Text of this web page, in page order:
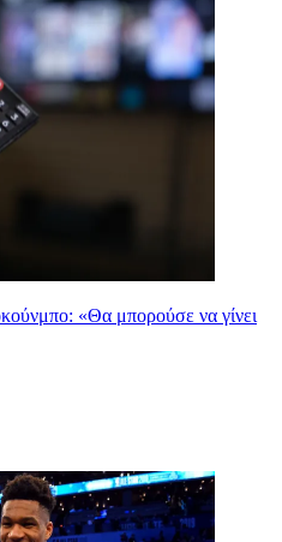
«Θα μπορούσε να γίνει